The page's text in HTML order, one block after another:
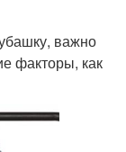
важно
факторы, как